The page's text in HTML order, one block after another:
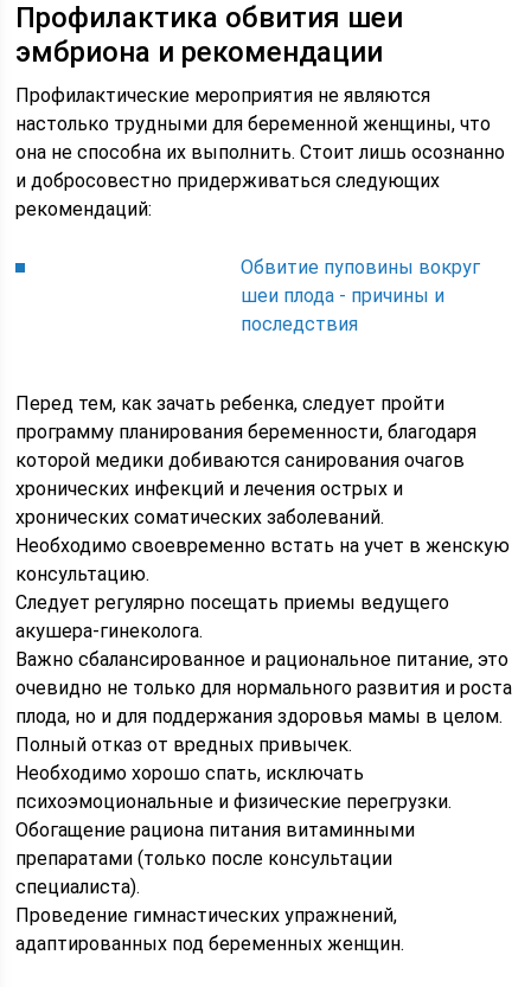
Профилактика обвития шеи
эмбриона и рекомендации
Профилактические мероприятия не являются
настолько трудными для беременной женщины, что
она не способна их выполнить. Стоит лишь осознанно
и добросовестно придерживаться следующих
рекомендаций:
Обвитие пуповины вокруг
шеи плода - причины и
последствия
Перед тем, как зачать ребенка, следует пройти
программу планирования беременности, благодаря
которой медики добиваются санирования очагов
хронических инфекций и лечения острых и
хронических соматических заболеваний.
Необходимо своевременно встать на учет в женскую
консультацию.
Следует регулярно посещать приемы ведущего
акушера-гинеколога.
Важно сбалансированное и рациональное питание, это
очевидно не только для нормального развития и роста
плода, но и для поддержания здоровья мамы в целом.
Полный отказ от вредных привычек.
Необходимо хорошо спать, исключать
психоэмоциональные и физические перегрузки.
Обогащение рациона питания витаминными
препаратами (только после консультации
специалиста).
Проведение гимнастических упражнений,
адаптированных под беременных женщин.